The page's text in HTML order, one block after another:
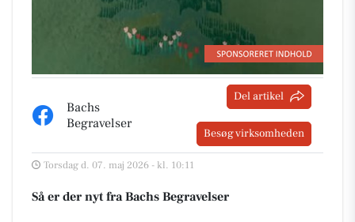
Bachs
Begravelser
Del artikel
Besøg virksomheden
Torsdag d. 07. maj 2026 - kl. 10:11
Så er der nyt fra Bachs Begravelser